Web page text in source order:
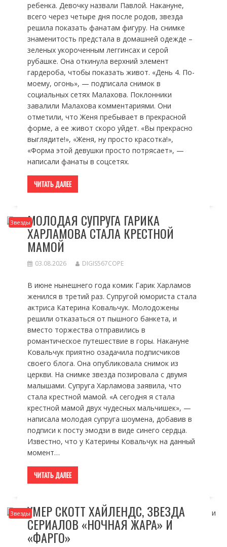
ребенка. Девочку назвали Павлой. Накануне,
всего через четыре дня после родов, звезда
решила показать фанатам фигуру. На снимке
знаменитость предстала в домашней одежде –
зеленых укороченным леггинсах и серой
рубашке. Она откинула верхний элемент
гардероба, чтобы показать живот. «День 4. По-
моему, огонь», — подписала снимок в
социальных сетях Малахова. Поклонники
завалили Малахова комментариями. Они
отметили, что Женя пребывает в прекрасной
форме, а ее живот скоро уйдет. «Вы прекрасно
выглядите!», «Женя, ну просто красотка!»,
«Форма этой девушки просто потрясает», —
написали фанаты в соцсетях.
ЧИТАТЬ ДАЛЕЕ
ЗвездыМОЛОДАЯ СУПРУГА ГАРИКА
ХАРЛАМОВА СТАЛА КРЕСТНОЙ
МАМОЙ
03.08.2026 DIGIS567COPE
В июне нынешнего года комик Гарик Харламов
женился в третий раз. Супругой юмориста стала
актриса Катерина Ковальчук. Молодожены
решили отказаться от пышного банкета, и
вместо торжества отправились в
романтическое путешествие в горы. Накануне
Ковальчук приятно озадачила подписчиков
своего блога. Она опубликовала снимок из
церкви. На снимке звезда позировала с двумя
малышами. Супруга Харламова заявила, что
стала крестной мамой. «А сегодня я стала
крестной мамой двух чудесных мальчишек», —
написала молодая супруга шоумена, добавив в
подписи к посту эмодзи в виде синего сердца.
Известно, что у Катерины Ковальчук на данный
момент…
ЧИТАТЬ ДАЛЕЕ
ЗвездыУМЕР СКОТТ ХАЙЛЕНДС, ЗВЕЗДА
СЕРИАЛОВ «НОЧНАЯ ЖАРА» И
«ФАРГО»